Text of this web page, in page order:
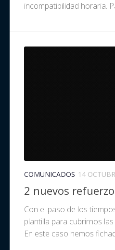
incompatibilidad horaria.
COMUNICADOS 14
2 nuevos
Con el paso de los
plantilla para cubrirnos
En este caso hemos